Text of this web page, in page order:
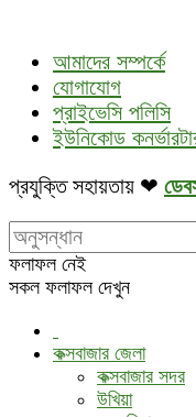
আমাদের সম্পর্কে
যোগাযোগ
প্রাইভেসি পলিসি
ইউনিকোড
প্রযুক্তি সহায়তায় ❤
ফলাফল নেই
সকল ফলাফল দেখুন
কক্সবাজার জেলা
কক্সবাজার সদর
উখিয়া